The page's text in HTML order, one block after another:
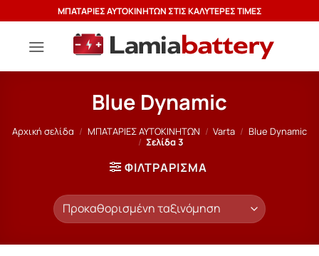
στο
περιεχόμενο
ΜΠΑΤΑΡΙΕΣ ΑΥΤΟΚΙΝΗΤΩΝ ΣΤΙΣ ΚΑΛΥΤΕΡΕΣ ΤΙΜΕΣ
Blue Dynamic
Αρχική σελίδα / ΜΠΑΤΑΡΙΕΣ ΑΥΤΟΚΙΝΗΤΩΝ / Varta / Blue Dynamic
/ Σελίδα 3
ΦΙΛΤΡΆΡΙΣΜΑ